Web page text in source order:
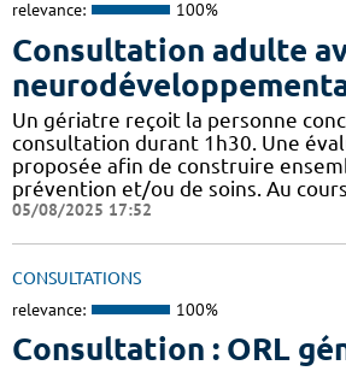
relevance: 100%
Consultation adulte
Un gériatre reçoit la personne
consultation durant 1h30. Une
proposée afin de construire
prévention et/ou de soins. Au
05/08/2025 17:52
CONSULTATIONS
relevance: 100%
Consultation : ORL